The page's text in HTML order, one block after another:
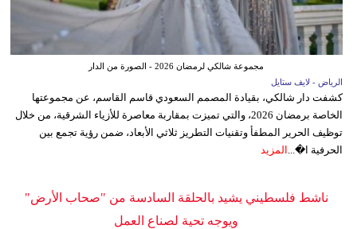
مجموعة شالكي لرمضان 2026 - الصورة من الدار
الرياض - لايف ستايل
كشفت دار شالكي، بقيادة المصمم السعودي قاسم القاسم، عن مجموعتها
الخاصة برمضان 2026، والتي تميزت بمقاربة معاصرة للأزياء الشرقية، من خلال
توظيف الحرير المطفأ وتقنيات التطريز ثلاثي الأبعاد، ضمن رؤية تجمع بين
الحرفية ا�... المزيد
ناشط فلسطيني يشيد بالحلقة السادسة من "صحاب الأرض"
ويوجه تحية لصناع العمل